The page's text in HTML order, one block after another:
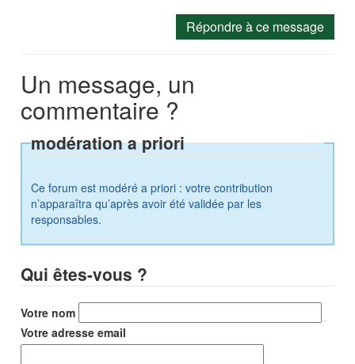
Répondre à ce message
Un message, un
commentaire ?
modération a priori
Ce forum est modéré a priori : votre contribution
n’apparaîtra qu’après avoir été validée par les
responsables.
Qui êtes-vous ?
Votre nom
Votre adresse email